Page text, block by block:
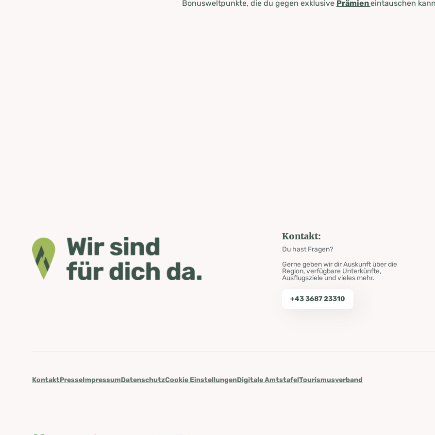
Bonusweltpunkte, die du gegen exklusive Prämieneintauschen
Kontakt:
Du hast Fragen?
Gerne geben wir dir Auskunft über die
Region, verfügbare Unterkünfte,
Ausflugsziele und vieles mehr.
+43 3687 23310
KontaktPresseImpressumDatenschutzCookie EinstellungenDigitale AmtstafelTourismusverband